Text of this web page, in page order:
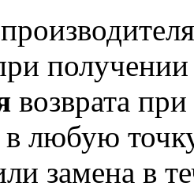
получении
возврата
в любую
замена в